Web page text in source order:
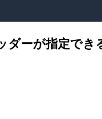
ーが指定でき